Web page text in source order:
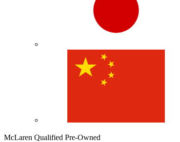
McLaren Qualified Pre-Owned